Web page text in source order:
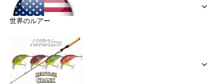
世界のルアー